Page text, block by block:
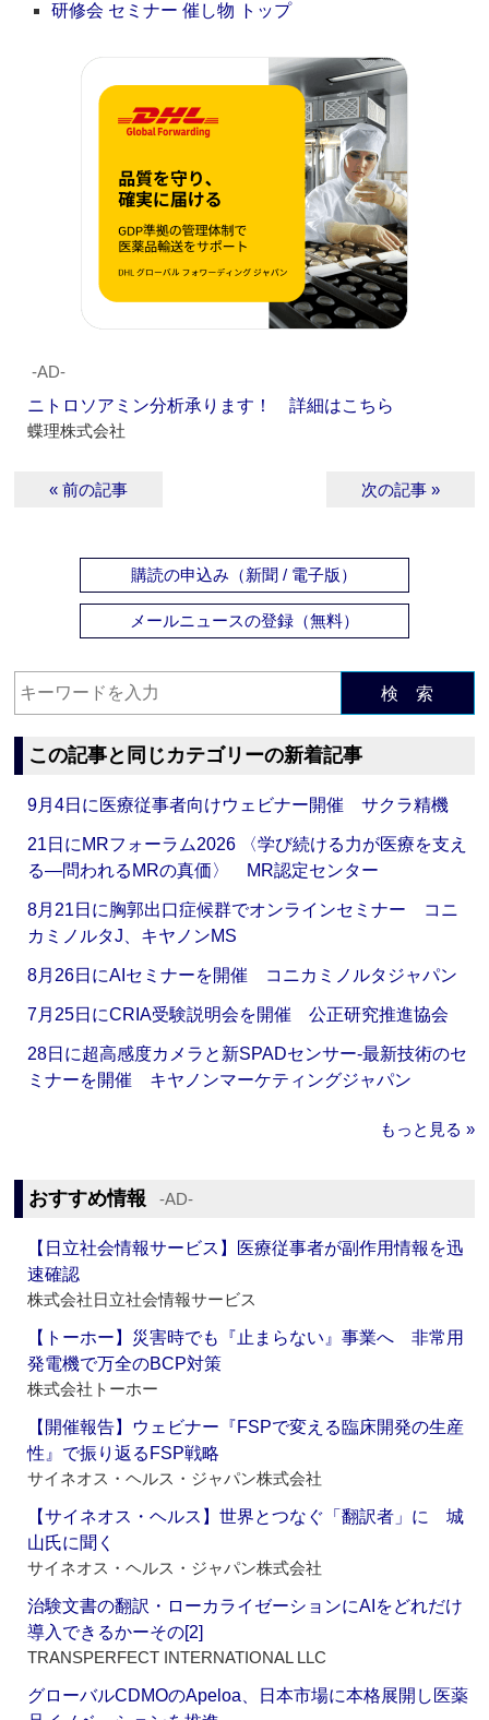
研修会 セミナー 催し物 トップ
‐AD‐
ニトロソアミン分析承ります！ 詳細はこちら
蝶理株式会社
« 前の記事 次の記事 »
購読の申込み（新聞 / 電子版）
メールニュースの登録（無料）
検 索
この記事と同じカテゴリーの新着記事
9月4日に医療従事者向けウェビナー開催 サクラ精機
21日にMRフォーラム2026 〈学び続ける力が医療を支え
る―問われるMRの真価〉 MR認定センター
8月21日に胸郭出口症候群でオンラインセミナー コニ
カミノルタJ、キヤノンMS
8月26日にAIセミナーを開催 コニカミノルタジャパン
7月25日にCRIA受験説明会を開催 公正研究推進協会
28日に超高感度カメラと新SPADセンサー‐最新技術のセ
ミナーを開催 キヤノンマーケティングジャパン
もっと見る »
おすすめ情報 ‐AD‐
【日立社会情報サービス】医療従事者が副作用情報を迅
速確認
株式会社日立社会情報サービス
【トーホー】災害時でも『止まらない』事業へ 非常用
発電機で万全のBCP対策
株式会社トーホー
【開催報告】ウェビナー『FSPで変える臨床開発の生産
性』で振り返るFSP戦略
サイネオス・ヘルス・ジャパン株式会社
【サイネオス・ヘルス】世界とつなぐ「翻訳者」に 城
山氏に聞く
サイネオス・ヘルス・ジャパン株式会社
治験文書の翻訳・ローカライゼーションにAIをどれだけ
導入できるかーその[2]
TRANSPERFECT INTERNATIONAL LLC
グローバルCDMOのApeloa、日本市場に本格展開し医薬